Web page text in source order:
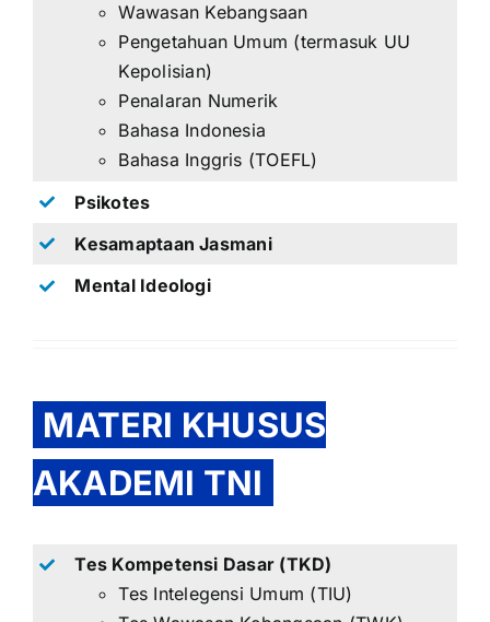
Wawasan Kebangsaan
Pengetahuan Umum (termasuk UU
Kepolisian)
Penalaran Numerik
Bahasa Indonesia
Bahasa Inggris (TOEFL)
Psikotes
Kesamaptaan Jasmani
Mental Ideologi
MATERI KHUSUS
AKADEMI TNI
Tes Kompetensi Dasar (TKD)
Tes Intelegensi Umum (TIU)